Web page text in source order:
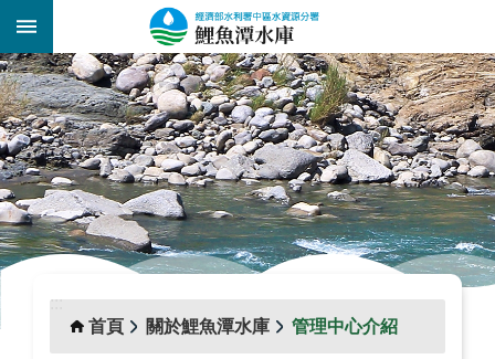
跳到主要內容區塊
::: _
:::
首頁
關於鯉魚潭水庫 管理中心介紹